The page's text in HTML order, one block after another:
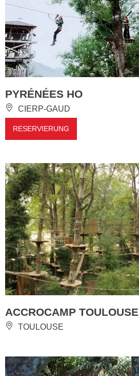
PYRÉNÉES HO
CIERP-GAUD
RESERVIERUNG
ACCROCAMP TOULOUSE
TOULOUSE